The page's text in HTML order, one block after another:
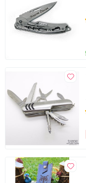
Çakıyı çocukların
Kullanım sırasında
Bıçağın keskinliğini
başlayanlar için ideal bir
maceralarınızın
Ürün Kodu:kcm47069051